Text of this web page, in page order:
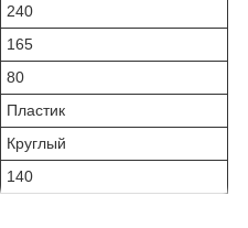
240
165
80
Пластик
Круглый
140